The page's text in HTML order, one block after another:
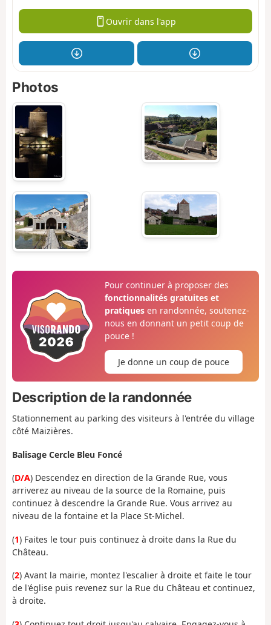
Ouvrir dans l'app
Photos
Pour continuer à proposer des
fonctionnalités gratuites et
pratiquesen randonnée, soutenez-
nous en donnant un petit coup de
pouce !
Je donne un coup de pouce
Description de la randonnée
Stationnement au parking des visiteurs à l'entrée du village
côté Maizières.
Balisage Cercle Bleu Foncé
(D/A) Descendez en direction de la Grande Rue, vous
arriverez au niveau de la source de la Romaine, puis
continuez à descendre la Grande Rue. Vous arrivez au
niveau de la fontaine et la Place St-Michel.
(1) Faites le tour puis continuez à droite dans la Rue du
Château.
(2) Avant la mairie, montez l'escalier à droite et faite le tour
de l'église puis revenez sur la Rue du Château et continuez,
à droite.